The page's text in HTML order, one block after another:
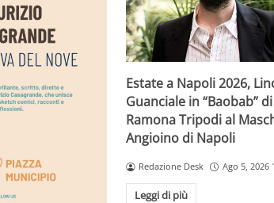
Estate a Napoli 2026,
Guanciale in “Baobab” di
Ramona Tripodi al
Angioino di Napoli
Redazione Desk Ago 5, 2026
Leggi di più